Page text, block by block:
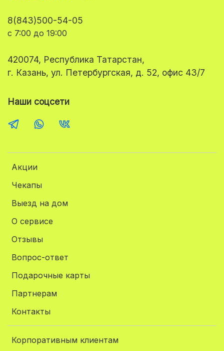
Акции
Чекапы
Выезд на дом
О сервисе
Отзывы
Вопрос-ответ
Подарочные карты
Партнерам
Контакты
Корпоративным клиентам
8(843)500-54-05
с 7:00 до 19:00
420074, Республика Татарстан,
г. Казань, ул. Петербургская, д. 52, офис 43/7
Наши соцсети